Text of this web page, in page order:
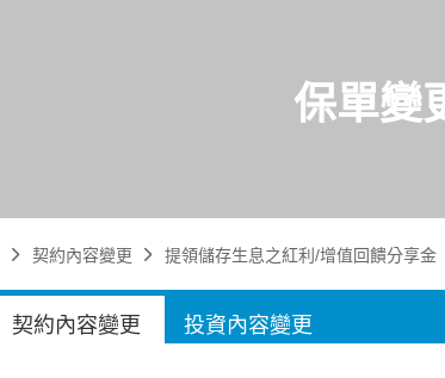
保單變
契約內容變更 提領儲存生息之紅利/增值回饋分享金
契約內容變更 投資內容變更